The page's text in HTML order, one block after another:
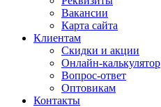
Вакансии
Карта сайта
Клиентам
Скидки и акции
Онлайн-калькулятор
Вопрос-ответ
Оптовикам
Контакты